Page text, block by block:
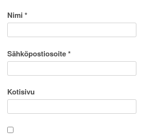
Nimi *
Sähköpostiosoite*
Kotisivu